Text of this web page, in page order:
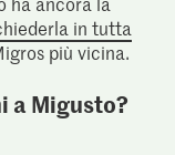
in tutta
più vicina.
a Migusto?